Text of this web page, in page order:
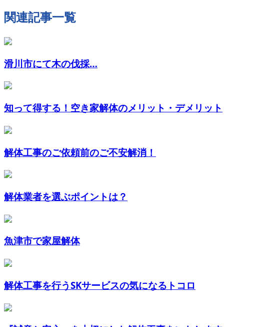
関連記事一覧
滑川市にて木の伐採…
知って得する！空き家解体のメリット・デメリット
解体工事のご依頼前のご不安解消！
解体業者を選ぶポイントは？
魚津市で家屋解体
解体工事を行うSKサービスの気になるトコロ